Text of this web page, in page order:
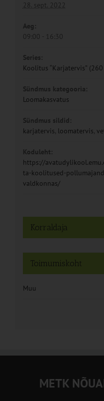
28. sept. 2022
Aeg:
09:00 - 16:30
Series:
Koolitus “Karjatervis” (260
Sündmus kategooria:
Loomakasvatus
Sündmus sildid:
karjatervis, loomatervis,
Koduleht:
https://
ta-koolitused-
valdkonnas/
Toimumiskoht
Muu
Korraldaja
METK